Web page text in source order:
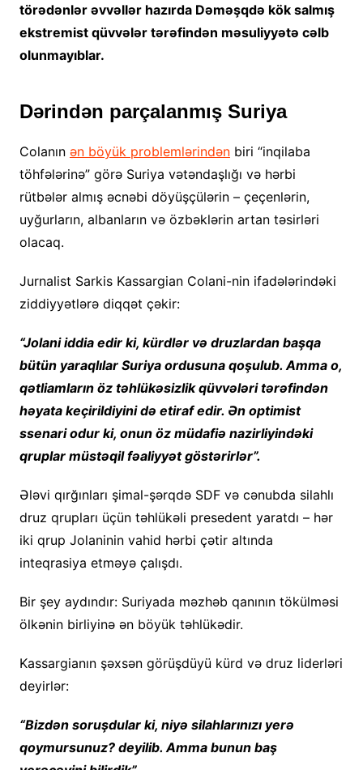
törədənlər əvvəllər hazırda Dəməşqdə kök salmış
ekstremist qüvvələr tərəfindən məsuliyyətə cəlb
olunmayıblar.
Dərindən parçalanmış Suriya
Colanın ən böyük problemlərindənbiri “inqilaba
töhfələrinə” görə Suriya vətəndaşlığı və hərbi
rütbələr almış əcnəbi döyüşçülərin – çeçenlərin,
uyğurların, albanların və özbəklərin artan təsirləri
olacaq.
Jurnalist Sarkis Kassargian Colani-nin ifadələrindəki
ziddiyyətlərə diqqət çəkir:
“Jolani iddia edir ki, kürdlər və druzlardan başqa
bütün yaraqlılar Suriya ordusuna qoşulub. Amma o,
qətliamların öz təhlükəsizlik qüvvələri tərəfindən
həyata keçirildiyini də etiraf edir. Ən optimist
ssenari odur ki, onun öz müdafiə nazirliyindəki
qruplar müstəqil fəaliyyət göstərirlər”.
Ələvi qırğınları şimal-şərqdə SDF və cənubda silahlı
druz qrupları üçün təhlükəli presedent yaratdı – hər
iki qrup Jolaninin vahid hərbi çətir altında
inteqrasiya etməyə çalışdı.
Bir şey aydındır: Suriyada məzhəb qanının tökülməsi
ölkənin birliyinə ən böyük təhlükədir.
Kassargianın şəxsən görüşdüyü kürd və druz liderləri
deyirlər:
“Bizdən soruşdular ki, niyə silahlarınızı yerə
qoymursunuz? deyilib. Amma bunun baş